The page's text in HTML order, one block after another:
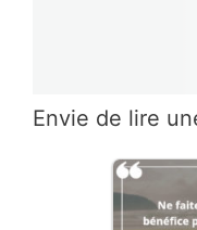
Envie de lire